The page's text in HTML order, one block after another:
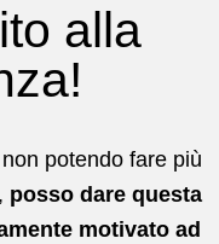
alla
potendo fare più
posso dare questa
motivato ad